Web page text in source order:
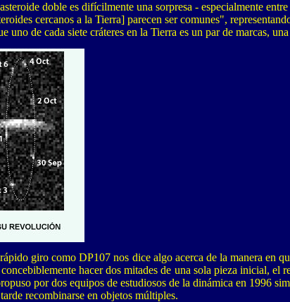
doble es difícilmente una sorpresa - especialmente
cercanos a la Tierra] parecen ser comunes",
uno de cada siete cráteres en la Tierra es un par de marcas,
giro como DP107 nos dice algo acerca de la manera en
hacer dos mitades de una sola pieza inicial, el
por dos equipos de estudiosos de la dinámica en 1996
recombinarse en objetos múltiples.